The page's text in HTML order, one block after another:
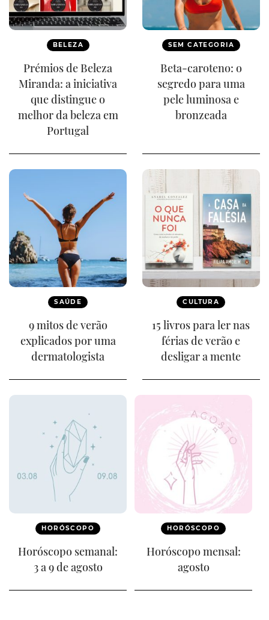
BELEZA
Prémios de Beleza
Miranda: a iniciativa
que distingue o
melhor da beleza em
Portugal
SEM CATEGORIA
Beta-caroteno: o
segredo para uma
pele luminosa e
bronzeada
SAÚDE
9 mitos de verão
explicados por uma
dermatologista
CULTURA
15 livros para ler nas
férias de verão e
desligar a mente
HORÓSCOPO
Horóscopo semanal:
3 a 9 de agosto
HORÓSCOPO
Horóscopo mensal:
agosto